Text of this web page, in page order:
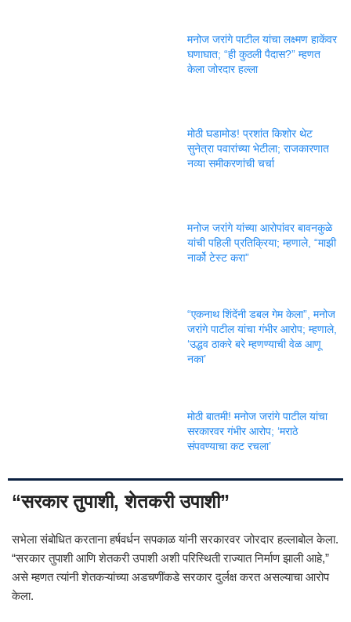
मनोज जरांगे पाटील यांचा लक्ष्मण हाकेंवर
घणाघात; “ही कुठली पैदास?” म्हणत
केला जोरदार हल्ला
मोठी घडामोड! प्रशांत किशोर थेट
सुनेत्रा पवारांच्या भेटीला; राजकारणात
नव्या समीकरणांची चर्चा
मनोज जरांगे यांच्या आरोपांवर बावनकुळे
यांची पहिली प्रतिक्रिया; म्हणाले, “माझी
नार्को टेस्ट करा”
“एकनाथ शिंदेंनी डबल गेम केला”, मनोज
जरांगे पाटील यांचा गंभीर आरोप; म्हणाले,
‘उद्धव ठाकरे बरे म्हणण्याची वेळ आणू
नका’
मोठी बातमी! मनोज जरांगे पाटील यांचा
सरकारवर गंभीर आरोप; ‘मराठे
संपवण्याचा कट रचला’
“सरकार तुपाशी, शेतकरी उपाशी”
सभेला संबोधित करताना हर्षवर्धन सपकाळ यांनी सरकारवर जोरदार हल्लाबोल केला.
“सरकार तुपाशी आणि शेतकरी उपाशी अशी परिस्थिती राज्यात निर्माण झाली आहे,”
असे म्हणत त्यांनी शेतकऱ्यांच्या अडचणींकडे सरकार दुर्लक्ष करत असल्याचा आरोप
केला.